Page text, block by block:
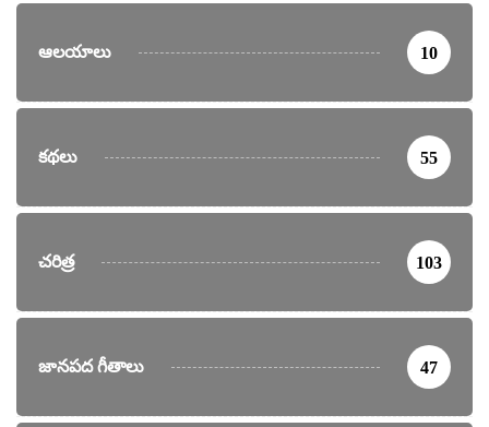
ఆలయాలు 10
కథలు 55
చరిత్ర 103
జానపద గీతాలు 47